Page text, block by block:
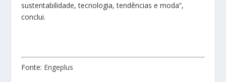
sustentabilidade, tecnologia, tendências e moda”,
conclui.
Fonte: Engeplus